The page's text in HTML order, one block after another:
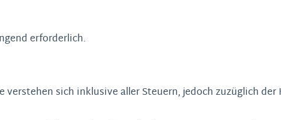
erforderlich.
sich inklusive aller Steuern, jedoch zuzüglich der